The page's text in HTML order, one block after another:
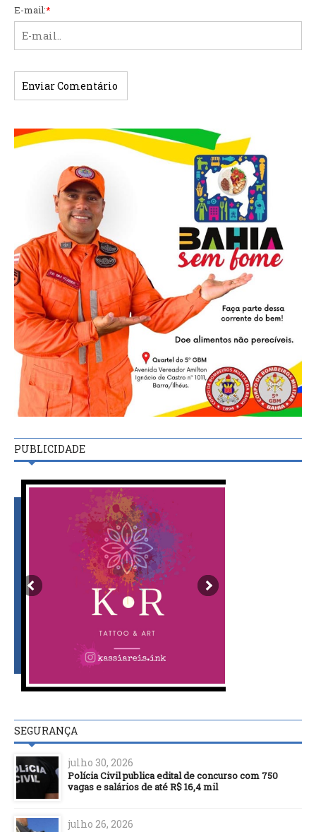
E-mail:*
PUBLICIDADE
SEGURANÇA
julho 30, 2026
Polícia Civil publica edital de concurso com 750
vagas e salários de até R$ 16,4 mil
julho 26, 2026